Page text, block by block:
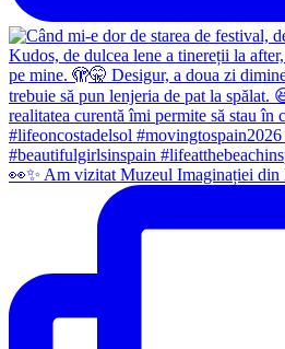
👀✨️ Am vizitat Muzeul Imaginației din